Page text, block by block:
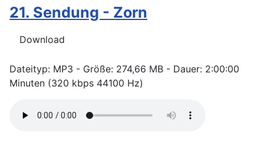
21. Sendung - Zorn
Download
Dateityp: MP3 - Größe: 274,66 MB - Dauer: 2:00:00
Minuten (320 kbps 44100 Hz)